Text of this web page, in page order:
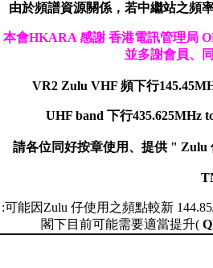
由於頻譜資源關係，若中繼站之頻
本會HKARA 感謝 香港電訊管理局
並多謝會員、
VR2 Zulu VHF 頻下行
UHF band 下行435.625MHz
請各位同好按章使用、提供 "
:可能因Zulu 仔使用之頻點較新
閣下目前可能需要適當提升(